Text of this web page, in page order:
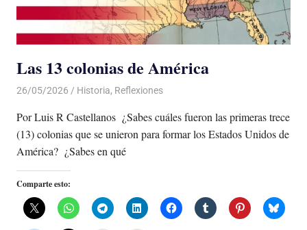
Las 13 colonias de América
26/05/2026 De todo un Poco
Historia, Reflexiones
Por Luis R Castellanos ¿Sabes cuáles fueron las primeras trece
(13) colonias que se unieron para formar los Estados Unidos de
América? ¿Sabes en qué
Comparte esto: